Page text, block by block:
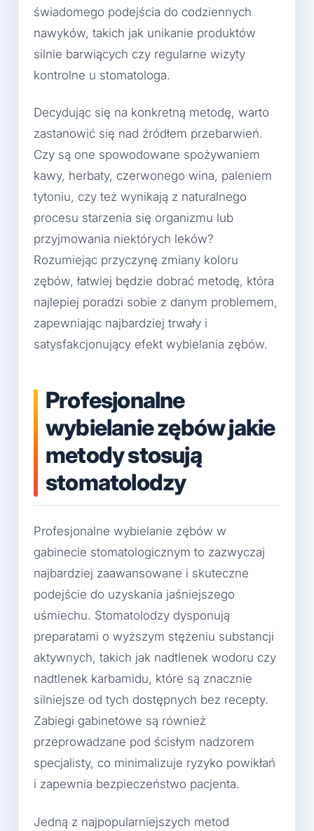
świadomego podejścia do codziennych
nawyków, takich jak unikanie produktów
silnie barwiących czy regularne wizyty
kontrolne u stomatologa.
Decydując się na konkretną metodę, warto
zastanowić się nad źródłem przebarwień.
Czy są one spowodowane spożywaniem
kawy, herbaty, czerwonego wina, paleniem
tytoniu, czy też wynikają z naturalnego
procesu starzenia się organizmu lub
przyjmowania niektórych leków?
Rozumiejąc przyczynę zmiany koloru
zębów, łatwiej będzie dobrać metodę, która
najlepiej poradzi sobie z danym problemem,
zapewniając najbardziej trwały i
satysfakcjonujący efekt wybielania zębów.
Profesjonalne
wybielanie zębów jakie
metody stosują
stomatolodzy
Profesjonalne wybielanie zębów w
gabinecie stomatologicznym to zazwyczaj
najbardziej zaawansowane i skuteczne
podejście do uzyskania jaśniejszego
uśmiechu. Stomatolodzy dysponują
preparatami o wyższym stężeniu substancji
aktywnych, takich jak nadtlenek wodoru czy
nadtlenek karbamidu, które są znacznie
silniejsze od tych dostępnych bez recepty.
Zabiegi gabinetowe są również
przeprowadzane pod ścisłym nadzorem
specjalisty, co minimalizuje ryzyko powikłań
i zapewnia bezpieczeństwo pacjenta.
Jedną z najpopularniejszych metod